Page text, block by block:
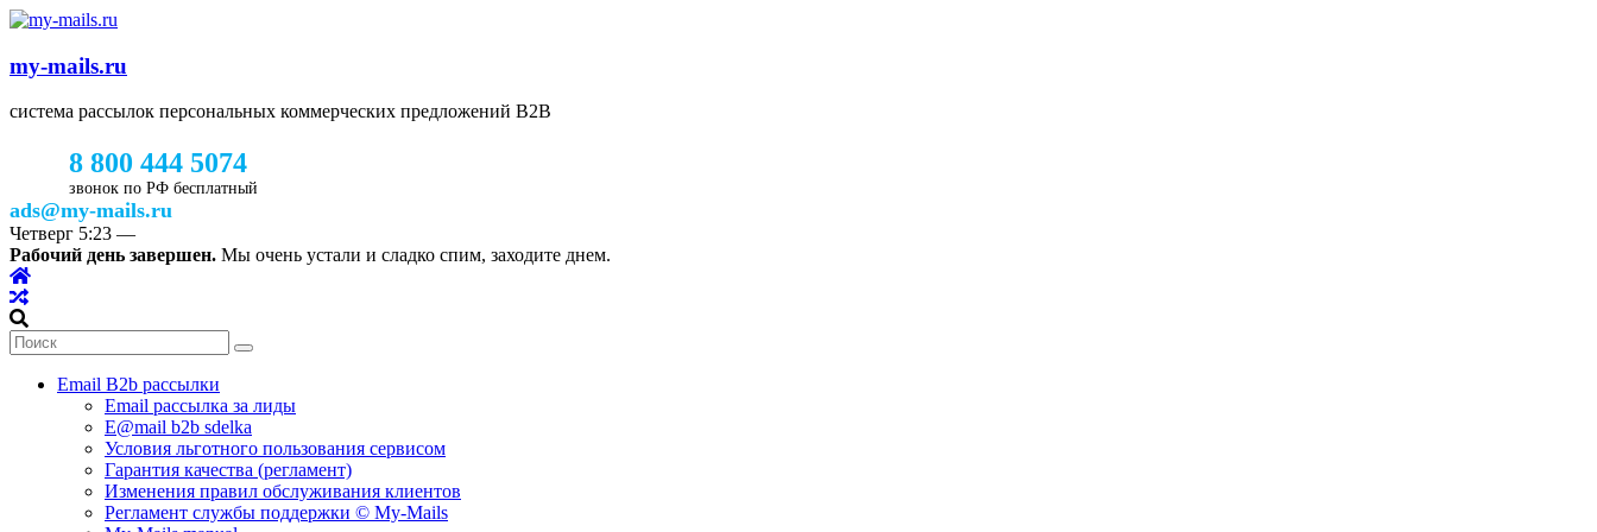
my-mails.ru
система рассылок персональных коммерческих предложений B2B
8 800 444 5074
звонок по РФ бесплатный
ads@my-mails.ru
Четверг 5:23 —
Рабочий день завершен. Мы очень устали и сладко спим, заходите днем.
Email B2b рассылки
Email рассылка за лиды
E@mail b2b sdelka
Условия льготного пользования сервисом
Гарантия качества (регламент)
Изменения правил обслуживания клиентов
Регламент службы поддержки © My-Mails